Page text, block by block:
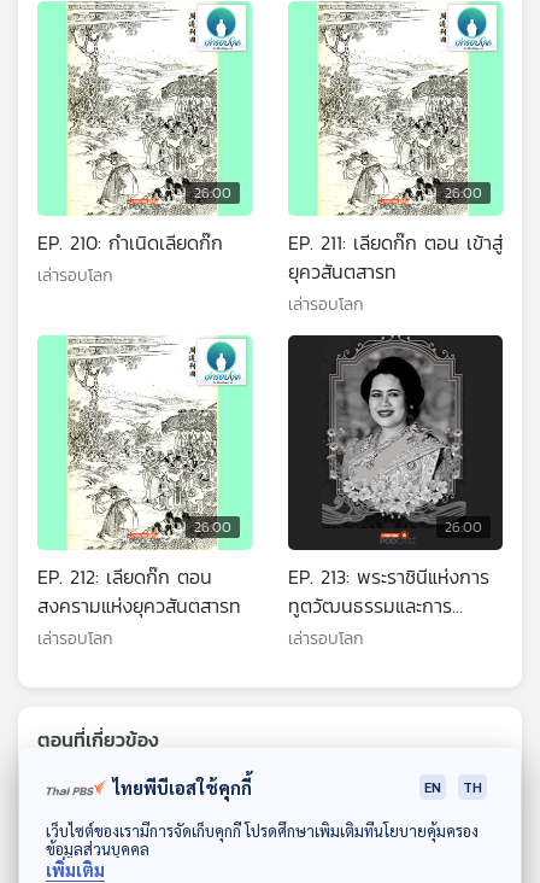
ดาวน์โหลด Thai PBS Podcast Application
26:00
EP. 210: กำเนิดเลียดก๊ก
เล่ารอบโลก
26:00
EP. 211: เลียดก๊ก ตอน เข้าสู่
ยุควสันตสารท
เล่ารอบโลก
26:00
EP. 212: เลียดก๊ก ตอน
สงครามแห่งยุควสันตสารท
เล่ารอบโลก
26:00
EP. 213: พระราชินีแห่งการ
ทูตวัฒนธรรมและการ
พัฒนาเศรษฐกิจฐานราก
เล่ารอบโลก
ตอนที่เกี่ยวข้อง
ไทยพีบีเอสใช้คุกกี้ EN TH
เว็บไซต์ของเรามีการจัดเก็บคุกกี้ โปรดศึกษาเพิ่มเติมที่นโยบายคุ้มครอง
ข้อมูลส่วนบุคคล
เพิ่มเติม